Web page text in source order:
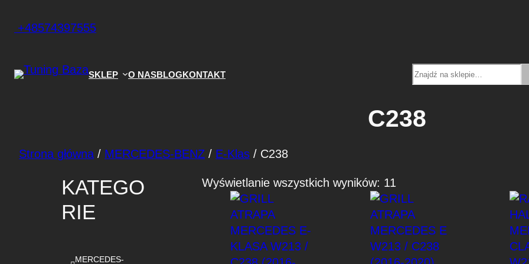
+48574397555
SKLEP O NASBLOGKONTAKT Search
C238
Strona główna / MERCEDES-BENZ / E-Klas / C238
KATEGO
RIE
MERCEDES-
Wyświetlanie wszystkich wyników: 11
o
s
o
r
t